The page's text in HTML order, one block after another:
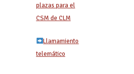
plazas para el
CSM de CLM
Llamamiento
telemático